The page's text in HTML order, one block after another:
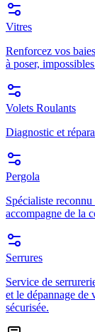
Vitres
Renforcez vos
à poser,
Volets Roulants
Diagnostic et
Pergola
Spécialiste
accompagne de la
Serrures
Service de
et le dépannage de
sécurisée.